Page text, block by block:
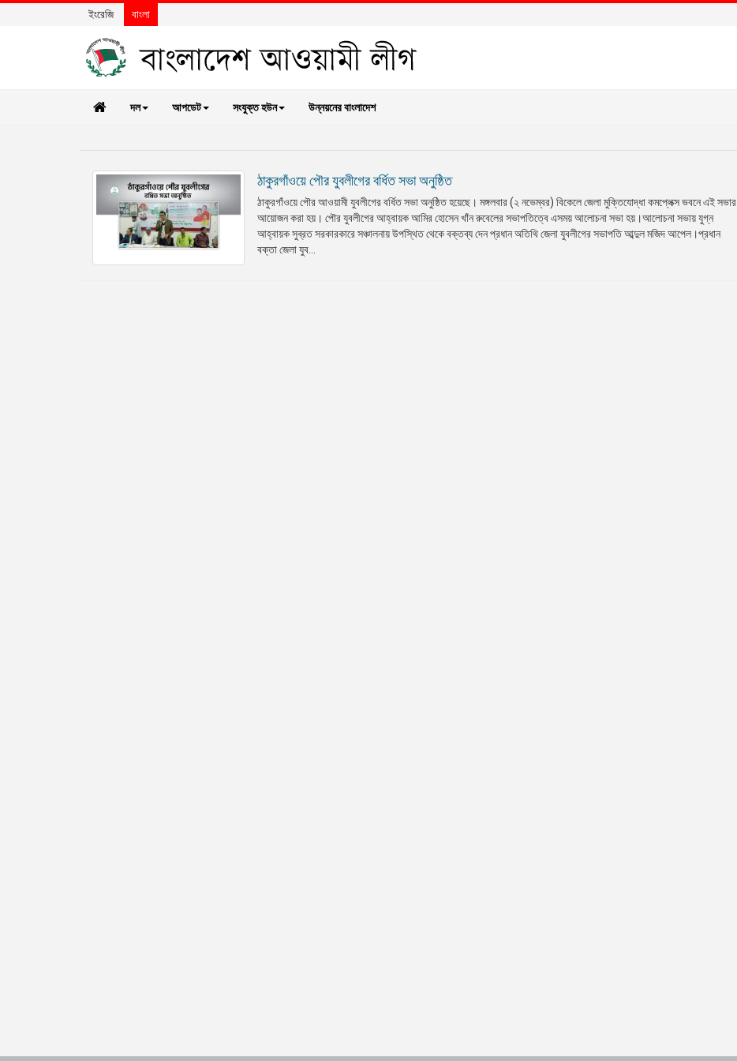
ইংরেজি বাংলা
দল আপডেট সংযুক্ত হউন উন্নয়নের বাংলাদেশ
ঠাকুরগাঁওয়ে পৌর যুবলীগের বর্ধিত সভা অনুষ্ঠিত
ঠাকুরগাঁওয়ে পৌর আওয়ামী যুবলীগের বর্ধিত সভা অনুষ্ঠিত হয়েছে। মঙ্গলবার (২ নভেম্বর) বিকেলে জেলা মুক্তিযোদ্ধা কমপ্লেক্স ভবনে এই সভার
আয়োজন করা হয়। পৌর যুবলীগের আহ্বায়ক আমির হোসেন খাঁন রুবেলের সভাপতিত্বে এসময় আলোচনা সভা হয়।আলোচনা সভায় যুগ্ন
আহ্বায়ক সুব্রত সরকারকারে সঞ্চালনায় উপস্থিত থেকে বক্তব্য দেন প্রধান অতিথি জেলা যুবলীগের সভাপতি আব্দুল মজিদ আপেল।প্রধান
বক্তা জেলা যুব...